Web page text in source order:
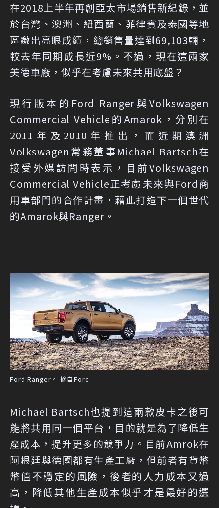
在2018上半年再創亞太市場銷售新紀錄，並
於台灣、澳洲、紐西蘭、菲律賓及泰國等地
區繳出亮眼成績，總銷售量達到69,103輛，
較去年同期成長近9%。不過，現在這兩家
美德車廠，似乎在考慮未來共用底盤？
現行版本的Ford Ranger與Volkswagen
Commercial Vehicle的Amarok，分別在
2011年及2010年推出，而近期澳洲
Volkswagen常務董事Michael Bartsch在
接受外媒訪問時表示，目前Volkswagen
Commercial Vehicle正考慮未來與Ford商
用車部門的合作計畫，藉此打造下一個世代
的Amarok與Ranger。
Ford Ranger。 摘自Ford
Michael Bartsch也提到這兩款皮卡之後可
能將共用同一個平台，目的就是為了降低生
產成本，提升更多的競爭力。目前Amrok在
阿根廷與德國都有生產工廠，但前者有貨幣
幣值不穩定的風險，後者的人力成本又過
高，降低其他生產成本似乎才是最好的選